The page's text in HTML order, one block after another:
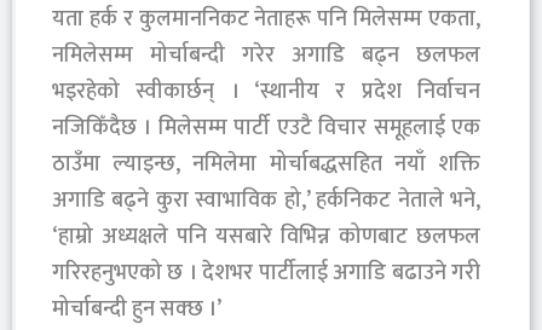
यता हर्क र कुलमाननिकट नेताहरू पनि मिलेसम्म एकता,
नमिलेसम्म मोर्चाबन्दी गरेर अगाडि बढ्न छलफल
भइरहेको स्वीकार्छन् । ‘स्थानीय र प्रदेश निर्वाचन
नजिकिँदैछ । मिलेसम्म पार्टी एउटै विचार समूहलाई एक
ठाउँमा ल्याइन्छ, नमिलेमा मोर्चाबद्धसहित नयाँ शक्ति
अगाडि बढ्ने कुरा स्वाभाविक हो,’ हर्कनिकट नेताले भने,
‘हाम्रो अध्यक्षले पनि यसबारे विभिन्न कोणबाट छलफल
गरिरहनुभएको छ । देशभर पार्टीलाई अगाडि बढाउने गरी
मोर्चाबन्दी हुन सक्छ ।’